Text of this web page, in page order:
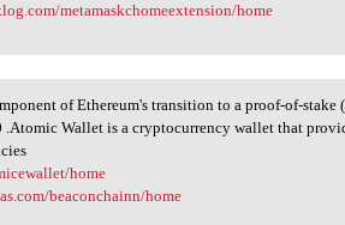
metamaskchomeextension/home
of Ethereum's transition to a proof-of-stake
.Atomic Wallet is a cryptocurrency wallet that
home
beaconchainn/home